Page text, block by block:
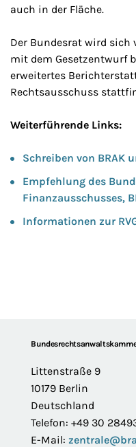
auch in der Fläche.
Der Bundesrat wird sich
mit dem Gesetzentwurf
erweitertes
Rechtsausschuss
Weiterführende Links:
Schreiben von BRAK
Empfehlung des
Finanzausschusses,
Informationen zur
Footer
Littenstraße 9
10179 Berlin
Deutschland
Telefon: +49 30
E-Mail: